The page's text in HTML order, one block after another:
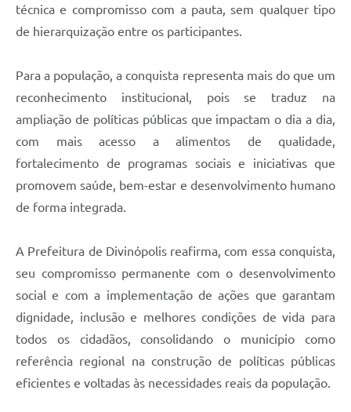
técnica e compromisso com a pauta, sem qualquer tipo
de hierarquização entre os participantes.
Para a população, a conquista representa mais do que um
reconhecimento institucional, pois se traduz na
ampliação de políticas públicas que impactam o dia a dia,
com mais acesso a alimentos de qualidade,
fortalecimento de programas sociais e iniciativas que
promovem saúde, bem-estar e desenvolvimento humano
de forma integrada.
A Prefeitura de Divinópolis reafirma, com essa conquista,
seu compromisso permanente com o desenvolvimento
social e com a implementação de ações que garantam
dignidade, inclusão e melhores condições de vida para
todos os cidadãos, consolidando o município como
referência regional na construção de políticas públicas
eficientes e voltadas às necessidades reais da população.